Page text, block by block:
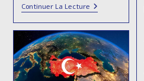
Continuer La LectureJacques
Delors
:
L’architecte
De
L’Europe
Moderne